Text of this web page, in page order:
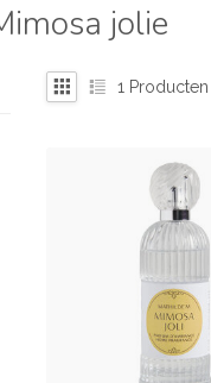
jolie
1 Producten